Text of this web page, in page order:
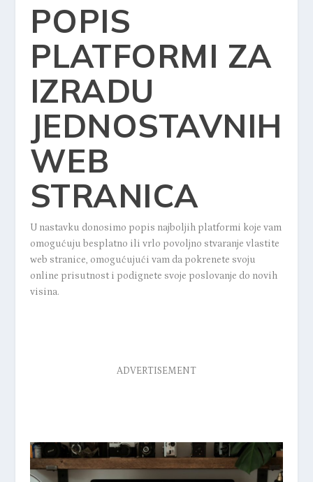
POPIS
PLATFORMI ZA
IZRADU
JEDNOSTAVNIH
WEB
STRANICA
U nastavku donosimo popis najboljih platformi koje vam
omogućuju besplatno ili vrlo povoljno stvaranje vlastite
web stranice, omogućujući vam da pokrenete svoju
online prisutnost i podignete svoje poslovanje do novih
visina.
ADVERTISEMENT